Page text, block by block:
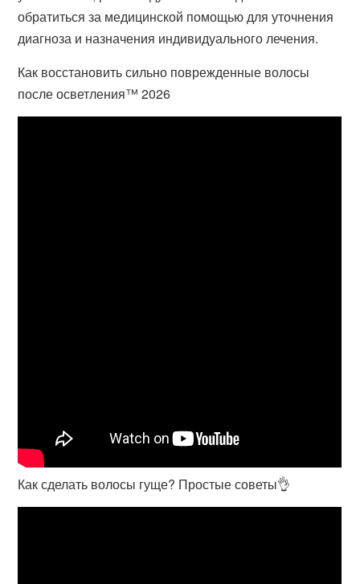
обратиться за медицинской помощью для уточнения
диагноза и назначения индивидуального лечения.
Как восстановить сильно поврежденные волосы
после осветления™ 2026
Как сделать волосы гуще? Простые советы👌